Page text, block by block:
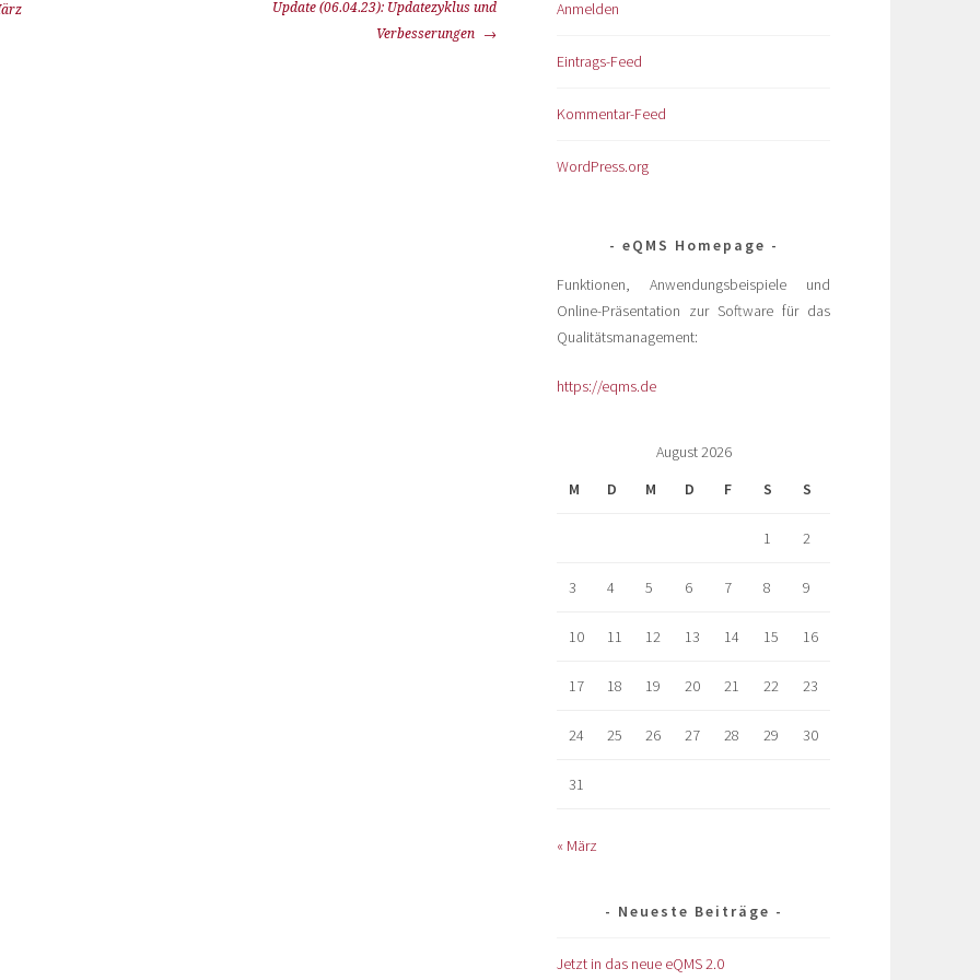
Update (06.04.23): Updatezyklus und
Verbesserungen
Anmelden
Eintrags-Feed
Kommentar-Feed
WordPress.org
eQMS Homepage
Funktionen, Anwendungsbeispiele und
Online-Präsentation zur Software für das
Qualitätsmanagement:
https://eqms.de
August 2026
M
D M D F S S
1 2
3 4 5 6 7 8 9
10 11 12 13 14 15 16
17 18 19 20 21 22 23
24 25 26 27 28 29 30
31
« März
Neueste Beiträge
Jetzt in das neue eQMS 2.0